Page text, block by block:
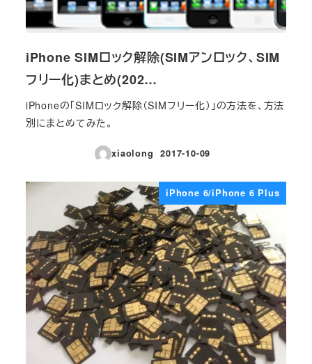
iPhone SIMロック解除(SIMアンロック、SIM
フリー化)まとめ(202…
iPhoneの「SIMロック解除（SIMフリー化）」の方法を、方法
別にまとめてみた。
xiaolong
投稿日
2017-10-09
iPhone 6/iPhone 6 Plus